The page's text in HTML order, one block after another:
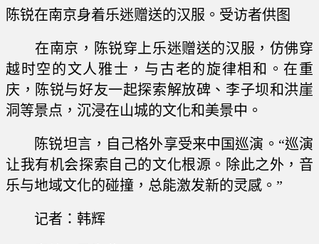
陈锐在南京身着乐迷赠送的汉服。受访者供图
在南京，陈锐穿上乐迷赠送的汉服，仿佛穿
越时空的文人雅士，与古老的旋律相和。在重
庆，陈锐与好友一起探索解放碑、李子坝和洪崖
洞等景点，沉浸在山城的文化和美景中。
陈锐坦言，自己格外享受来中国巡演。“巡演
让我有机会探索自己的文化根源。除此之外，音
乐与地域文化的碰撞，总能激发新的灵感。”
记者：韩辉